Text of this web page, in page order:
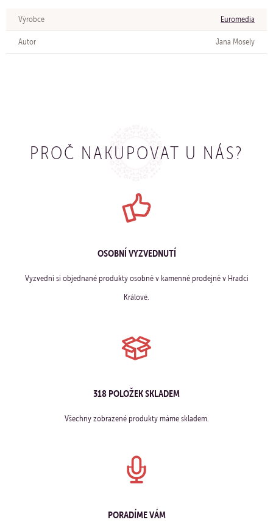
Výrobce Euromedia
Autor Jana Mosely
PROČ NAKUPOVAT U NÁS?
OSOBNÍ VYZVEDNUTÍ
Vyzvedni si objednané produkty osobně v kamenné prodejně v Hradci
Králové.
318 POLOŽEK SKLADEM
Všechny zobrazené produkty máme skladem.
PORADÍME VÁM